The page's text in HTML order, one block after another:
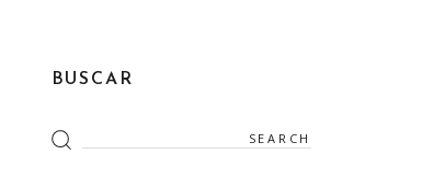
BUSCAR
Search
for: